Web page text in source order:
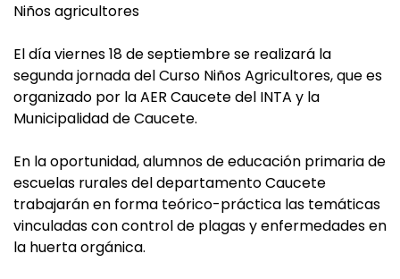
Niños agricultores
El día viernes 18 de septiembre se realizará la
segunda jornada del Curso Niños Agricultores, que es
organizado por la AER Caucete del INTA y la
Municipalidad de Caucete.
En la oportunidad, alumnos de educación primaria de
escuelas rurales del departamento Caucete
trabajarán en forma teórico-práctica las temáticas
vinculadas con control de plagas y enfermedades en
la huerta orgánica.